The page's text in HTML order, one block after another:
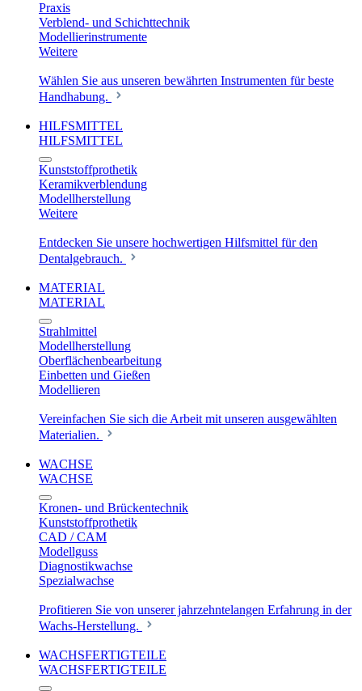
Praxis
Verblend- und Schichttechnik
Modellierinstrumente
Weitere
Wählen Sie aus unseren bewährten Instrumenten für beste
Handhabung.
HILFSMITTEL
HILFSMITTEL
Kunststoffprothetik
Keramikverblendung
Modellherstellung
Weitere
Entdecken Sie unsere hochwertigen Hilfsmittel für den
Dentalgebrauch.
MATERIAL
MATERIAL
Strahlmittel
Modellherstellung
Oberflächenbearbeitung
Einbetten und Gießen
Modellieren
Vereinfachen Sie sich die Arbeit mit unseren ausgewählten
Materialien.
WACHSE
WACHSE
Kronen- und Brückentechnik
Kunststoffprothetik
CAD / CAM
Modellguss
Diagnostikwachse
Spezialwachse
Profitieren Sie von unserer jahrzehntelangen Erfahrung in der
Wachs-Herstellung.
WACHSFERTIGTEILE
WACHSFERTIGTEILE